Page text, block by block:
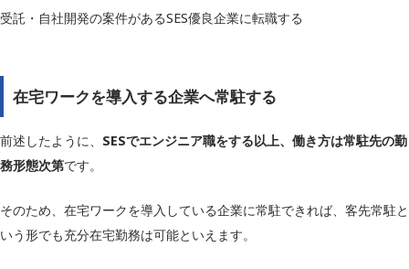
受託・自社開発の案件があるSES優良企業に転職する
在宅ワークを導入する企業へ常駐する
前述したように、 SESでエンジニア職をする以上、働き方は常駐先の勤
務形態次第です。
そのため、在宅ワークを導入している企業に常駐できれば、客先常駐と
いう形でも充分在宅勤務は可能といえます。